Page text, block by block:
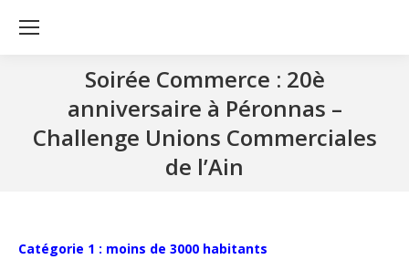
Soirée Commerce : 20è
anniversaire à Péronnas –
Challenge Unions Commerciales
de l’Ain
Catégorie 1 : moins de 3000 habitants